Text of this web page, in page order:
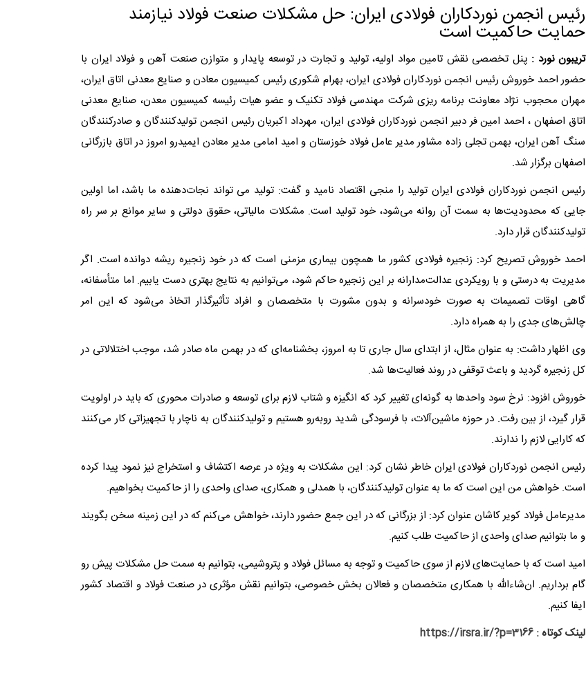
رئیس انجمن نوردکاران فولادی ایران: حل مشکلات صنعت فولاد نیازمند
حمایت حاکمیت است
تریبون نورد : پنل تخصصی نقش تامین مواد اولیه، تولید و تجارت در توسعه پایدار و متوازن صنعت آهن و فولاد ایران با
حضور احمد خوروش رئیس انجمن نوردکاران فولادی ایران، بهرام شکوری رئیس کمیسیون معادن و صنایع معدنی اتاق ایران،
مهران محجوب نژاد معاونت برنامه ریزی شرکت مهندسی فولاد تکنیک و عضو هیات رئیسه کمیسیون معدن، صنایع معدنی
اتاق اصفهان ، احمد امین فر دبیر انجمن نوردکاران فولادی ایران، مهرداد اکبریان رئیس انجمن تولیدکنندگان و صادرکنندگان
سنگ آهن ایران، بهمن تجلی زاده مشاور مدیر عامل فولاد خوزستان و امید امامی مدیر معادن ایمیدرو امروز در اتاق بازرگانی
اصفهان برگزار شد.
رئیس انجمن نوردکاران فولادی ایران تولید را منجی اقتصاد نامید و گفت: تولید می تواند نجات‌دهنده ما باشد، اما اولین
جایی که محدودیت‌ها به سمت آن روانه می‌شود، خود تولید است. مشکلات مالیاتی، حقوق دولتی و سایر موانع بر سر راه
تولیدکنندگان قرار دارد.
احمد خوروش تصریح کرد: زنجیره فولادی کشور ما همچون بیماری مزمنی است که در خود زنجیره ریشه دوانده است. اگر
مدیریت به درستی و با رویکردی عدالت‌مدارانه بر این زنجیره حاکم شود، می‌توانیم به نتایج بهتری دست یابیم. اما متأسفانه،
گاهی اوقات تصمیمات به صورت خودسرانه و بدون مشورت با متخصصان و افراد تأثیرگذار اتخاذ می‌شود که این امر
چالش‌های جدی را به همراه دارد.
وی اظهار داشت: به عنوان مثال، از ابتدای سال جاری تا به امروز، بخشنامه‌ای که در بهمن ماه صادر شد، موجب اختلالاتی در
کل زنجیره گردید و باعث توقفی در روند فعالیت‌ها شد.
خوروش افزود: نرخ سود واحدها به گونه‌ای تغییر کرد که انگیزه و شتاب لازم برای توسعه و صادرات محوری که باید در اولویت
قرار گیرد، از بین رفت. در حوزه ماشین‌آلات، با فرسودگی شدید روبه‌رو هستیم و تولیدکنندگان به ناچار با تجهیزاتی کار می‌کنند
که کارایی لازم را ندارند.
رئیس انجمن نوردکاران فولادی ایران خاطر نشان کرد: این مشکلات به ویژه در عرصه اکتشاف و استخراج نیز نمود پیدا کرده
است. خواهش من این است که ما به عنوان تولیدکنندگان، با همدلی و همکاری، صدای واحدی را از حاکمیت بخواهیم.
مدیرعامل فولاد کویر کاشان عنوان کرد: از بزرگانی که در این جمع حضور دارند، خواهش می‌کنم که در این زمینه سخن بگویند
و ما بتوانیم صدای واحدی از حاکمیت طلب کنیم.
امید است که با حمایت‌های لازم از سوی حاکمیت و توجه به مسائل فولاد و پتروشیمی، بتوانیم به سمت حل مشکلات پیش رو
گام برداریم. ان‌شاءالله با همکاری متخصصان و فعالان بخش خصوصی، بتوانیم نقش مؤثری در صنعت فولاد و اقتصاد کشور
ایفا کنیم.
لینک کوتاه : https://irsra.ir/?p=3166